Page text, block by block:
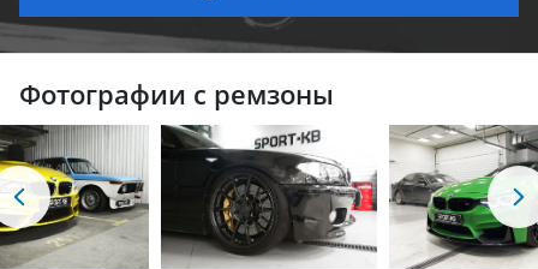
Фотографии с ремзоны